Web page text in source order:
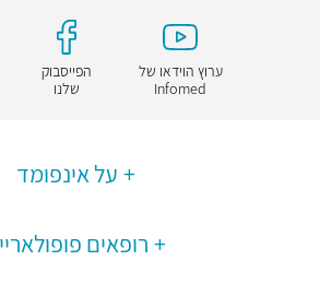
ערוץ הוידאו של
Infomed
הפייסבוק
שלנו
על אינפומד
רופאים